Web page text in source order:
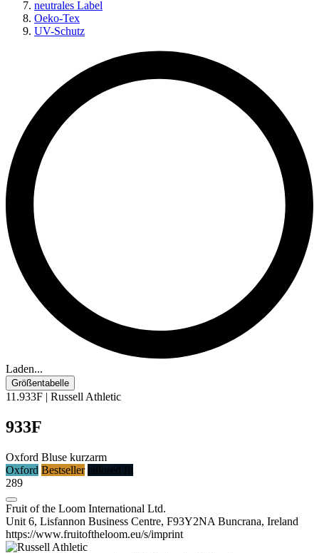
neutrales Label
Oeko-Tex
UV-Schutz
Laden...
Größentabelle
11.933F | Russell Athletic
933F
Oxford Bluse kurzarm
Oxford Bestseller tailored fit
289
Fruit of the Loom International Ltd.
Unit 6, Lisfannon Business Centre, F93Y2NA Buncrana, Ireland
https://www.fruitoftheloom.eu/s/imprint